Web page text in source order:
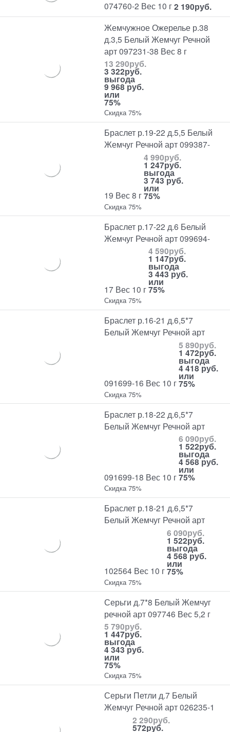
074760-2 Вес 10 г2 190руб.
Жемчужное Ожерелье р.38
д.3,5 Белый Жемчуг Речной
арт 097231-38 Вес 8 г
13 290руб.
3 322руб.
выгода
9 968 руб.
или
75%
Скидка 75%
Браслет р.19-22 д.5,5 Белый
Жемчуг Речной арт 099387-
19 Вес 8 г
4 990руб.
1 247руб.
выгода
3 743 руб.
или
75%
Скидка 75%
Браслет р.17-22 д.6 Белый
Жемчуг Речной арт 099694-
17 Вес 10 г
4 590руб.
1 147руб.
выгода
3 443 руб.
или
75%
Скидка 75%
Браслет р.16-21 д.6,5*7
Белый Жемчуг Речной арт
091699-16 Вес 10 г
5 890руб.
1 472руб.
выгода
4 418 руб.
или
75%
Скидка 75%
Браслет р.18-22 д.6,5*7
Белый Жемчуг Речной арт
091699-18 Вес 10 г
6 090руб.
1 522руб.
выгода
4 568 руб.
или
75%
Скидка 75%
Браслет р.18-21 д.6,5*7
Белый Жемчуг Речной арт
102564 Вес 10 г
6 090руб.
1 522руб.
выгода
4 568 руб.
или
75%
Скидка 75%
Серьги д.7*8 Белый Жемчуг
речной арт 097746 Вес 5,2 г
5 790руб.
1 447руб.
выгода
4 343 руб.
или
75%
Скидка 75%
Серьги Петли д.7 Белый
Жемчуг Речной арт 026235-1
2 290руб.
572руб.